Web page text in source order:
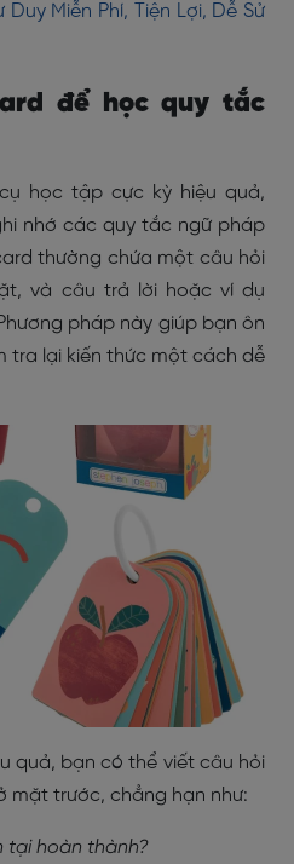
Duy Miễn Phí, Tiện Lợi, Dễ Sử
để học quy tắc
học tập cực kỳ hiệu quả,
nhớ các quy tắc ngữ pháp
thường chứa một câu hỏi
và câu trả lời hoặc ví dụ
pháp này giúp bạn ôn
tra lại kiến thức một cách dễ
quả, bạn có thể viết câu hỏi
mặt trước, chẳng hạn như:
tại hoàn thành?